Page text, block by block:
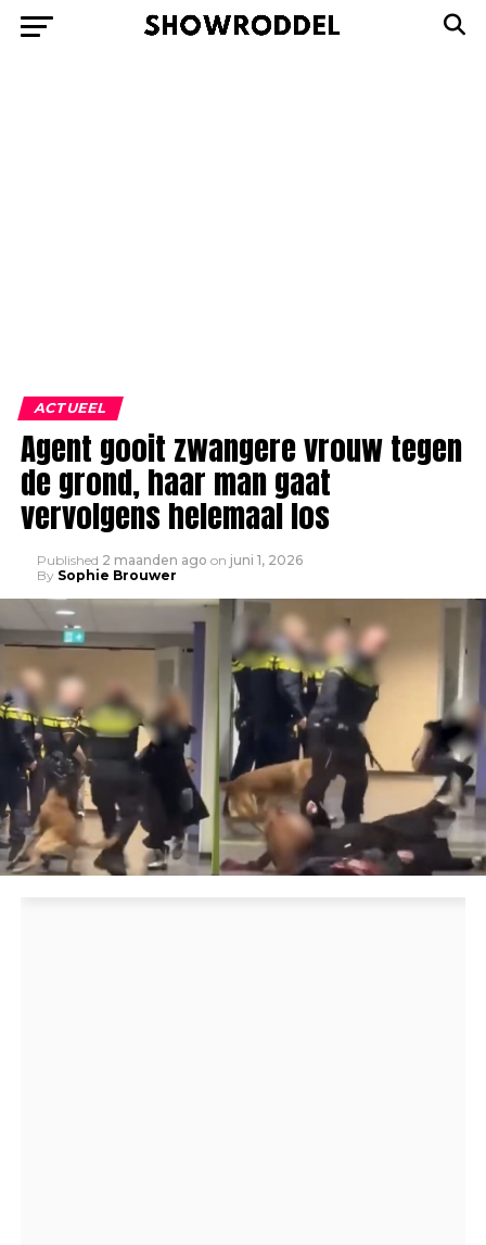
ACTUEEL
Agent gooit zwangere vrouw tegen
de grond, haar man gaat
vervolgens helemaal los
Published 2 maanden ago on juni 1, 2026
By Sophie Brouwer